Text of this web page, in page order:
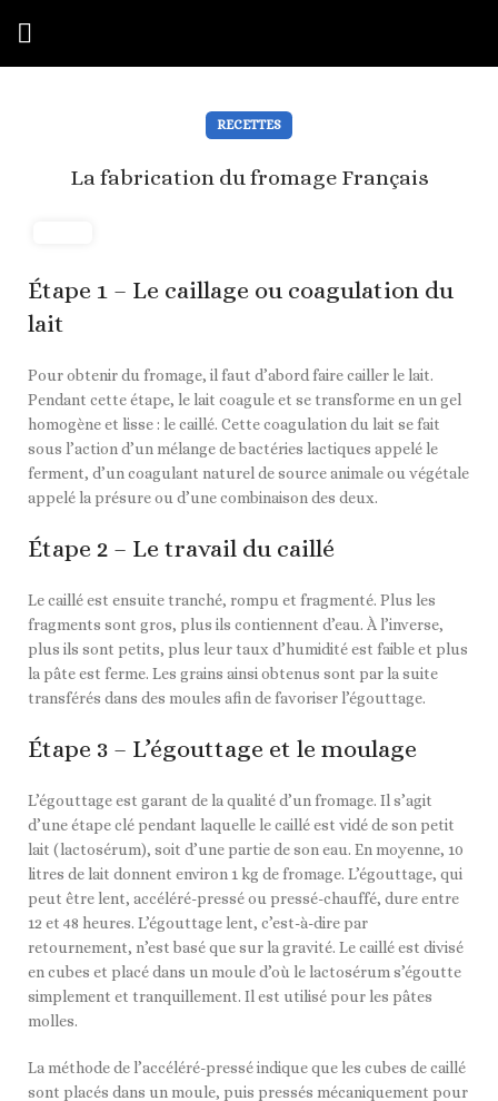
RECETTES
La fabrication du fromage Français
Étape 1 – Le caillage ou coagulation du
lait
Pour obtenir du fromage, il faut d’abord faire cailler le lait.
Pendant cette étape, le lait coagule et se transforme en un gel
homogène et lisse : le caillé. Cette coagulation du lait se fait
sous l’action d’un mélange de bactéries lactiques appelé le
ferment, d’un coagulant naturel de source animale ou végétale
appelé la présure ou d’une combinaison des deux.
Étape 2 – Le travail du caillé
Le caillé est ensuite tranché, rompu et fragmenté. Plus les
fragments sont gros, plus ils contiennent d’eau. À l’inverse,
plus ils sont petits, plus leur taux d’humidité est faible et plus
la pâte est ferme. Les grains ainsi obtenus sont par la suite
transférés dans des moules afin de favoriser l’égouttage.
Étape 3 – L’égouttage et le moulage
L’égouttage est garant de la qualité d’un fromage. Il s’agit
d’une étape clé pendant laquelle le caillé est vidé de son petit
lait (lactosérum), soit d’une partie de son eau. En moyenne, 10
litres de lait donnent environ 1 kg de fromage. L’égouttage, qui
peut être lent, accéléré-pressé ou pressé-chauffé, dure entre
12 et 48 heures. L’égouttage lent, c’est-à-dire par
retournement, n’est basé que sur la gravité. Le caillé est divisé
en cubes et placé dans un moule d’où le lactosérum s’égoutte
simplement et tranquillement. Il est utilisé pour les pâtes
molles.
La méthode de l’accéléré-pressé indique que les cubes de caillé
sont placés dans un moule, puis pressés mécaniquement pour